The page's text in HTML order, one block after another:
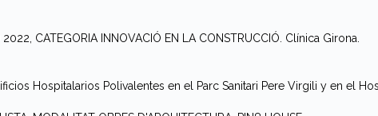
CATEGORIA INNOVACIÓ EN LA CONSTRUCCIÓ. Clínica Girona.
Hospitalarios Polivalentes en el Parc Sanitari Pere Virgili y en el